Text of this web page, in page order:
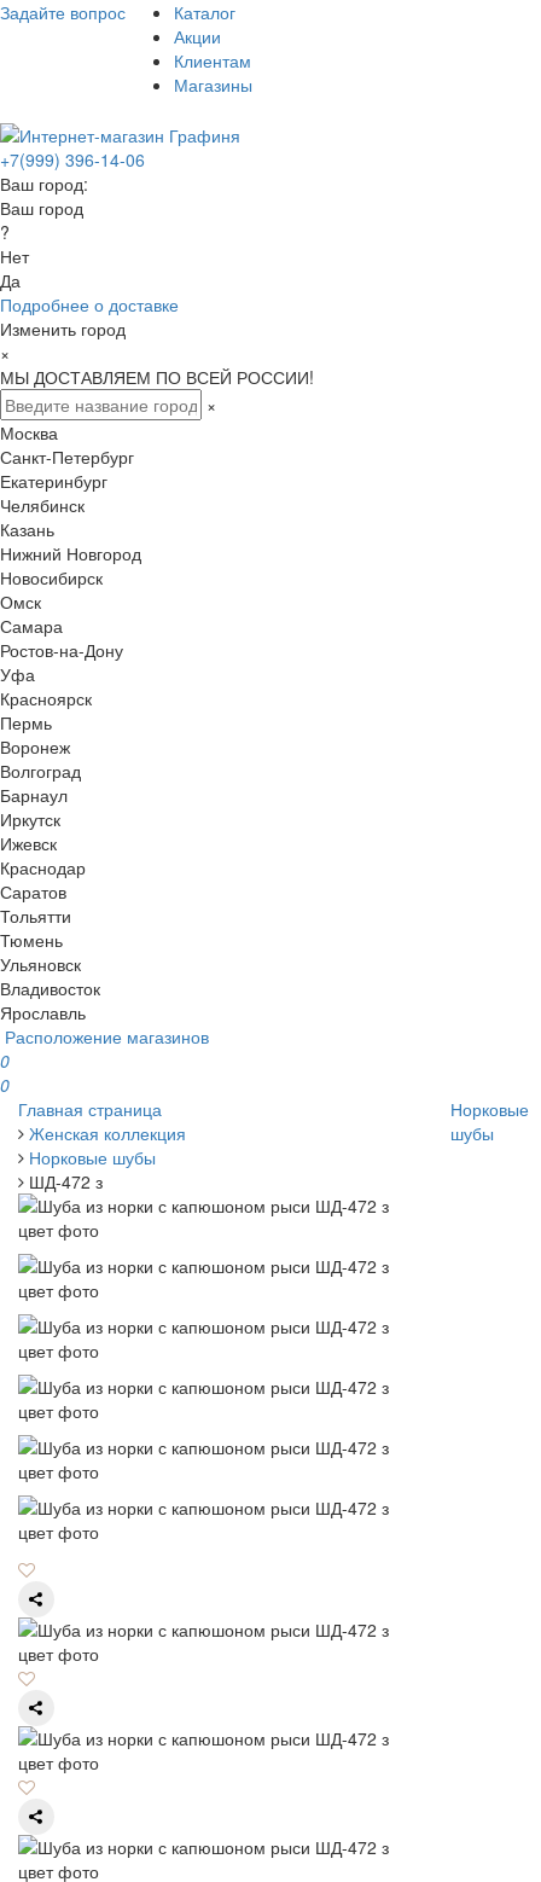
Задайте вопрос
Каталог
Акции
Клиентам
Магазины
+7(999) 396-14-06
Ваш город:
Ваш город
?
Нет
Да
Подробнее о доставке
Изменить город
×
МЫ ДОСТАВЛЯЕМ ПО ВСЕЙ РОССИИ!
×
Москва
Санкт-Петербург
Екатеринбург
Челябинск
Казань
Нижний Новгород
Новосибирск
Омск
Самара
Ростов-на-Дону
Уфа
Красноярск
Пермь
Воронеж
Волгоград
Барнаул
Иркутск
Ижевск
Краснодар
Саратов
Тольятти
Тюмень
Ульяновск
Владивосток
Ярославль
Расположение магазинов
0
0
Главная страница
Женская коллекция
Норковые шубы
ШД-472 з
Норковые
шубы